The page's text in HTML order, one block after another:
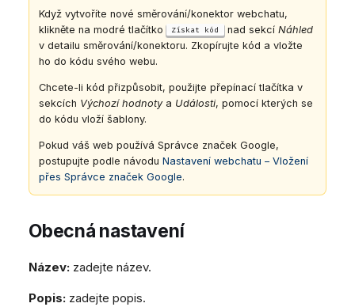
Když vytvoříte nové směrování/konektor webchatu,
klikněte na modré tlačítko Získat kód nad sekcí Náhled
v detailu směrování/konektoru. Zkopírujte kód a vložte
ho do kódu svého webu.
Chcete-li kód přizpůsobit, použijte přepínací tlačítka v
sekcích Výchozí hodnotya Události, pomocí kterých se
do kódu vloží šablony.
Pokud váš web používá Správce značek Google,
postupujte podle návodu Nastavení webchatu – Vložení
přes Správce značek Google.
Obecná nastavení
Název: zadejte název.
Popis: zadejte popis.